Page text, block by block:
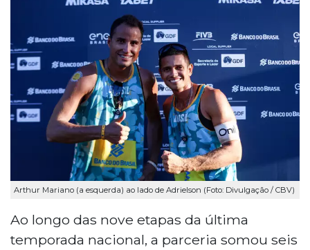
Arthur Mariano (a esquerda) ao lado de Adrielson (Foto: Divulgação / CBV)
Ao longo das nove etapas da última
temporada nacional, a parceria somou seis